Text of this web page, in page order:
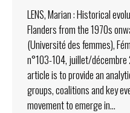
LENS, Marian : Historical
Flanders from the 1970s
(Université des femmes),
n°103-104, juillet/
article is to provide an
groups, coalitions and key
movement to emerge in…